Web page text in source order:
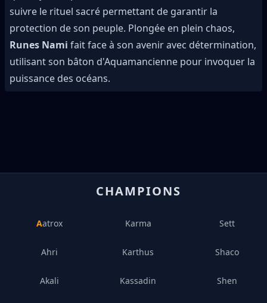
suivre le rituel sacré permettant de garantir la
protection de son peuple. Plongée en plein chaos,
Runes Nami fait face à son avenir avec détermination,
utilisant son bâton d'Aquamancienne pour invoquer la
puissance des océans.
CHAMPIONS
Aatrox
Ahri
Akali
Karma
Karthus
Kassadin
Sett
Shaco
Shen